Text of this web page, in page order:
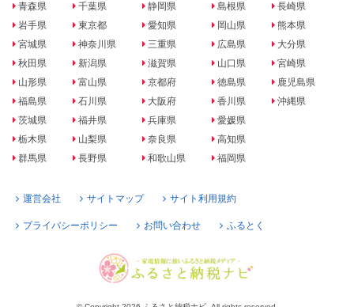
青森県
岩手県
宮城県
秋田県
山形県
福島県
茨城県
栃木県
群馬県
千葉県
東京都
神奈川県
新潟県
富山県
石川県
福井県
山梨県
長野県
静岡県
愛知県
三重県
滋賀県
京都府
大阪府
兵庫県
奈良県
和歌山県
島根県
岡山県
広島県
山口県
徳島県
香川県
愛媛県
高知県
福岡県
長崎県
熊本県
大分県
宮崎県
鹿児島県
沖縄県
運営会社 サイトマップ サイト利用規約
プライバシーポリシー お問い合わせ ふるとく